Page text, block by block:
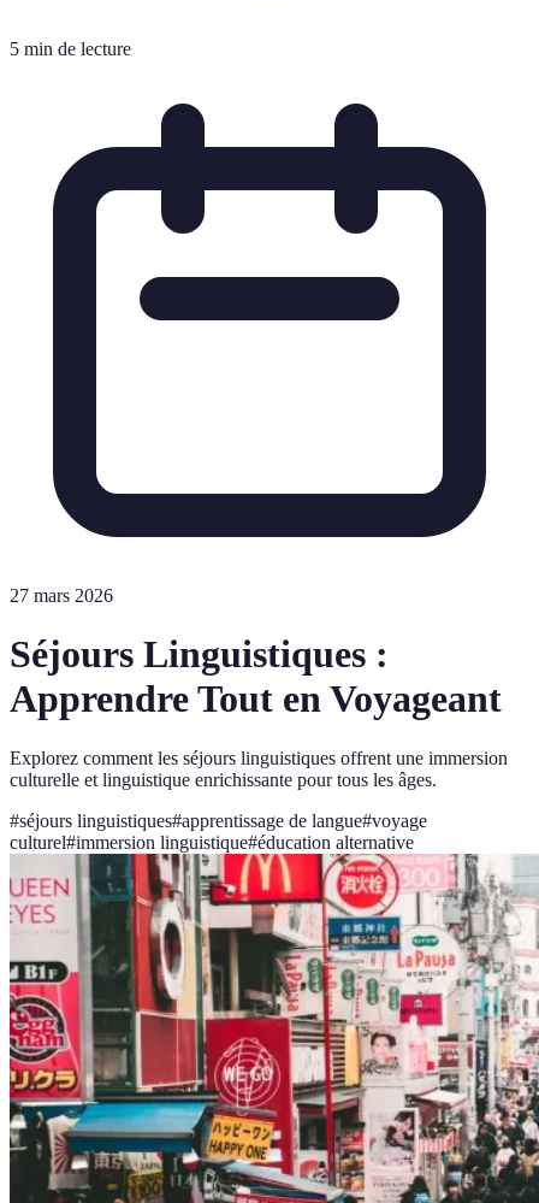
5 min de lecture
27 mars 2026
Séjours Linguistiques :
Apprendre Tout en Voyageant
Explorez comment les séjours linguistiques offrent une immersion
culturelle et linguistique enrichissante pour tous les âges.
#séjours linguistiques#apprentissage de langue#voyage
culturel#immersion linguistique#éducation alternative